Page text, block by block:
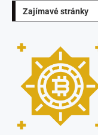
Zajímavé stránky